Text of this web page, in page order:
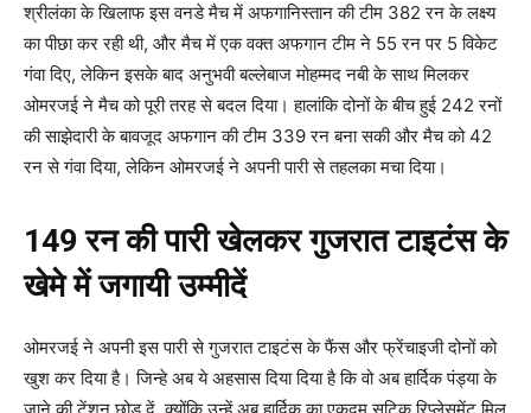
श्रीलंका के खिलाफ इस वनडे मैच में अफगानिस्तान की टीम 382 रन के लक्ष्य
का पीछा कर रही थी, और मैच में एक वक्त अफगान टीम ने 55 रन पर 5 विकेट
गंवा दिए, लेकिन इसके बाद अनुभवी बल्लेबाज मोहम्मद नबी के साथ मिलकर
ओमरजई ने मैच को पूरी तरह से बदल दिया। हालांकि दोनों के बीच हुई 242 रनों
की साझेदारी के बावजूद अफगान की टीम 339 रन बना सकी और मैच को 42
रन से गंवा दिया, लेकिन ओमरजई ने अपनी पारी से तहलका मचा दिया।
149 रन की पारी खेलकर गुजरात टाइटंस के
खेमे में जगायी उम्मीदें
ओमरजई ने अपनी इस पारी से गुजरात टाइटंस के फैंस और फ्रेंचाइजी दोनों को
खुश कर दिया है। जिन्हे अब ये अहसास दिया दिया है कि वो अब हार्दिक पंड्या के